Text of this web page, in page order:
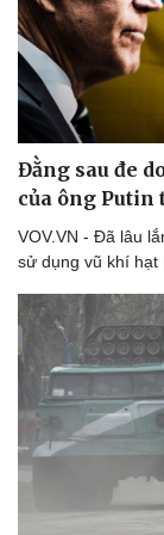
Đằng sau đe
của ông
VOV.VN - Đã lâu
sử dụng vũ khí hạt